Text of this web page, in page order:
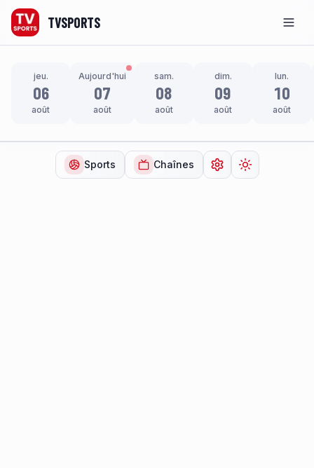
TVSPORTS
jeu.
06
août
Aujourd'hui
07
août
sam.
08
août
dim.
09
août
lun.
10
août
Sports Chaînes Ouvrir lesChanger de